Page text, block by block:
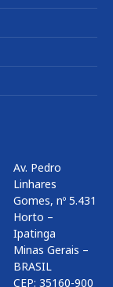
Av. Pedro
Linhares
Gomes, nº 5.431
Horto –
Ipatinga
Minas Gerais –
BRASIL
CEP: 35160-900